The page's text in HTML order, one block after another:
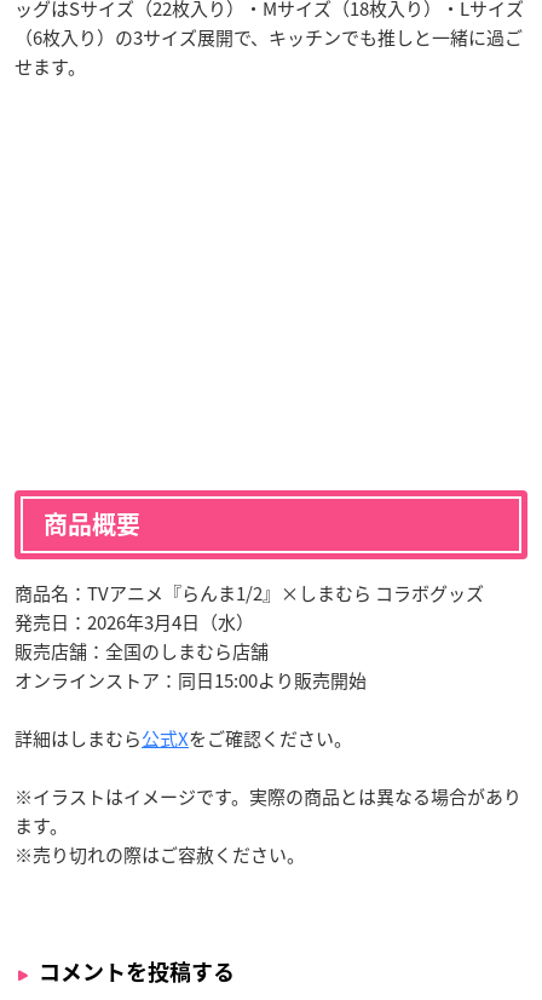
ッグはSサイズ（22枚入り）・Mサイズ（18枚入り）・Lサイズ
（6枚入り）の3サイズ展開で、キッチンでも推しと一緒に過ご
せます。
商品概要
商品名：TVアニメ『らんま1/2』×しまむら コラボグッズ
発売日：2026年3月4日（水）
販売店舗：全国のしまむら店舗
オンラインストア：同日15:00より販売開始
詳細はしまむら公式Xをご確認ください。
※イラストはイメージです。実際の商品とは異なる場合があり
ます。
※売り切れの際はご容赦ください。
コメントを投稿する